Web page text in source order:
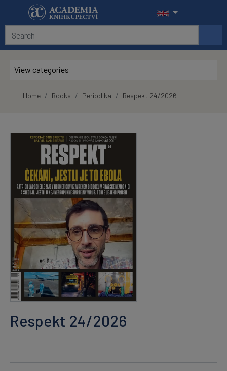
Skip to main content
View categories
Home Books Periodika Respekt 24/2026
Respekt 24/2026